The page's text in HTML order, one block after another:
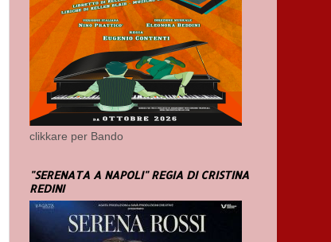
clikkare per Bando
"SERENATA A NAPOLI" REGIA DI CRISTINA
REDINI